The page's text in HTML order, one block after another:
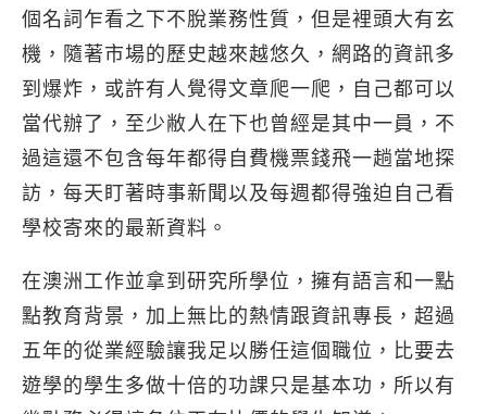
個名詞乍看之下不脫業務性質，但是裡頭大有玄
機，隨著市場的歷史越來越悠久，網路的資訊多
到爆炸，或許有人覺得文章爬一爬，自己都可以
當代辦了，至少敝人在下也曾經是其中一員，不
過這還不包含每年都得自費機票錢飛一趟當地探
訪，每天盯著時事新聞以及每週都得強迫自己看
學校寄來的最新資料。
在澳洲工作並拿到研究所學位，擁有語言和一點
點教育背景，加上無比的熱情跟資訊專長，超過
五年的從業經驗讓我足以勝任這個職位，比要去
遊學的學生多做十倍的功課只是基本功，所以有